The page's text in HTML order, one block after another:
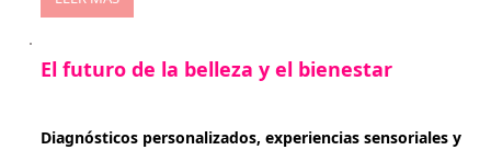
El futuro de la belleza y el bienestar
Diagnósticos personalizados, experiencias sensoriales y